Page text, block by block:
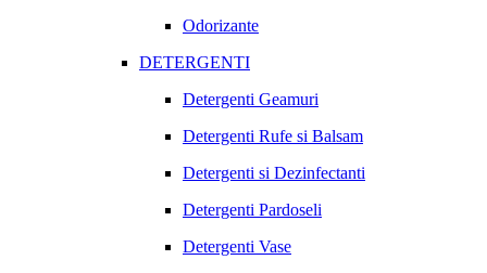
Odorizante
DETERGENTI
Detergenti Geamuri
Detergenti Rufe si Balsam
Detergenti si Dezinfectanti
Detergenti Pardoseli
Detergenti Vase